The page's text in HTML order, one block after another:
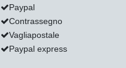
Paypal
Contrassegno
Vagliapostale
Paypal express